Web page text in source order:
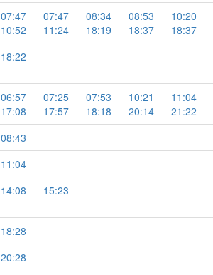
07:47 07:47 08:34 08:53 10:20
10:52
11:24 18:19 18:37
18:37
18:22
06:57 07:25 07:53 10:21 11:04
17:08
17:57 18:18 20:14
21:22
08:43
11:04
14:08 15:23
18:28
20:28